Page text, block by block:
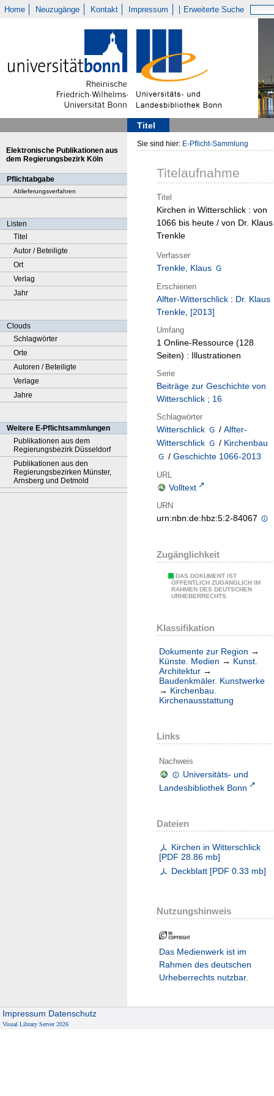
Home Neuzugänge Kontakt Impressum Erweiterte Suche
Titel
Elektronische Publikationen aus
dem Regierungsbezirk Köln
Pflichtabgabe
Ablieferungsverfahren
Listen
Titel
Autor / Beteiligte
Ort
Verlag
Jahr
Clouds
Schlagwörter
Orte
Autoren / Beteiligte
Verlage
Jahre
Weitere E-Pflichtsammlungen
Publikationen aus dem
Regierungsbezirk Düsseldorf
Publikationen aus den
Regierungsbezirken Münster,
Arnsberg und Detmold
Sie sind hier: E-Pflicht-Sammlung
Titelaufnahme
Titel
Kirchen in Witterschlick : von
1066 bis heute / von Dr. Klaus
Trenkle
Verfasser
Trenkle, Klaus
Erschienen
Alfter-Witterschlick : Dr. Klaus
Trenkle, [2013]
Umfang
1 Online-Ressource (128
Seiten) : Illustrationen
Serie
Beiträge zur Geschichte von
Witterschlick ; 16
Schlagwörter
Witterschlick / Alfter-
Witterschlick
/ Kirchenbau
/ Geschichte 1066-2013
URL
Volltext
URN
urn:nbn:de:hbz:5:2-84067
Zugänglichkeit
DAS DOKUMENT IST
ÖFFENTLICH ZUGÄNGLICH IM
RAHMEN DES DEUTSCHEN
URHEBERRECHTS.
Klassifikation
Dokumente zur Region →
Künste. Medien → Kunst.
Architektur →
Baudenkmäler. Kunstwerke
→ Kirchenbau.
Kirchenausstattung
Links
Nachweis
Universitäts- und
Landesbibliothek Bonn
Dateien
Kirchen in Witterschlick
[PDF 28.86 mb]
Deckblatt [PDF 0.33 mb]
Nutzungshinweis
Das Medienwerk ist im
Rahmen des deutschen
Urheberrechts nutzbar.
Impressum Datenschutz
Visual Library Server 2026